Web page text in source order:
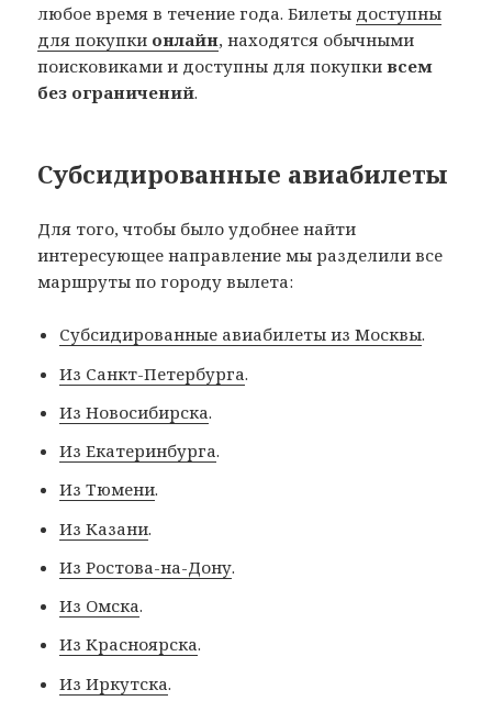
любое время в течение года. Билеты доступны
для покупки онлайн, находятся обычными
поисковиками и доступны для покупкивсем
без ограничений.
Субсидированные авиабилеты
Для того, чтобы было удобнее найти
интересующее направление мы разделили все
маршруты по городу вылета:
Субсидированные авиабилеты из Москвы.
Из Санкт-Петербурга.
Из Новосибирска.
Из Екатеринбурга.
Из Тюмени.
Из Казани.
Из Ростова-на-Дону.
Из Омска.
Из Красноярска.
Из Иркутска.